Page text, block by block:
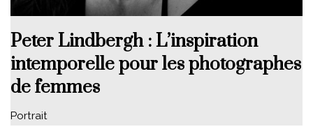
Peter Lindbergh : L’inspiration
intemporelle pour les photographes
de femmes
Portrait